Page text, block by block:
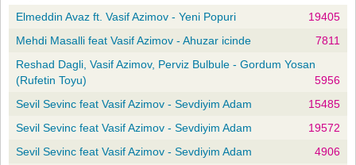
Elmeddin Avaz ft. Vasif Azimov - Yeni Popuri
19405
Mehdi Masalli feat Vasif Azimov - Ahuzar icinde
7811
Reshad Dagli, Vasif Azimov, Perviz Bulbule - Gordum Yosan
(Rufetin Toyu)
5956
Sevil Sevinc feat Vasif Azimov - Sevdiyim Adam
15485
Sevil Sevinc feat Vasif Azimov - Sevdiyim Adam
19572
Sevil Sevinc feat Vasif Azimov - Sevdiyim Adam
4906